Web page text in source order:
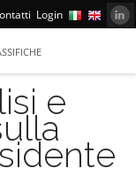
Login
e